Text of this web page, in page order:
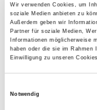
Wir verwenden Cookies, um
soziale Medien anbieten zu
Außerdem geben wir
Partner für soziale Medien,
Informationen möglicherweise
haben oder die sie im Rahmen
Einwilligung zu unseren
Notwendig
OG - Lauta
K.-Liebknecht-
02991 Lauta
OG -
Am Poetensteg